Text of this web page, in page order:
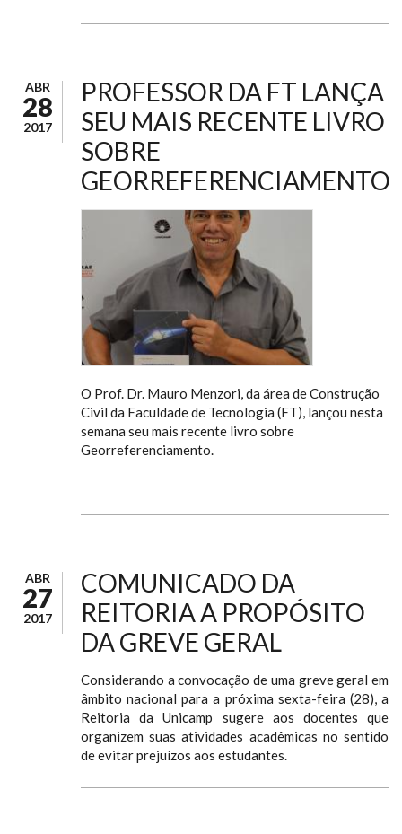
ABR
28
2017
PROFESSOR DA FT LANÇA
SEU MAIS RECENTE LIVRO
SOBRE
GEORREFERENCIAMENTO
O Prof. Dr. Mauro Menzori, da área de Construção
Civil da Faculdade de Tecnologia (FT), lançou nesta
semana seu mais recente livro sobre
Georreferenciamento.
ABR
27
2017
COMUNICADO DA
REITORIA A PROPÓSITO
DA GREVE GERAL
Considerando a convocação de uma greve geral em
âmbito nacional para a próxima sexta-feira (28), a
Reitoria da Unicamp sugere aos docentes que
organizem suas atividades acadêmicas no sentido
de evitar prejuízos aos estudantes.